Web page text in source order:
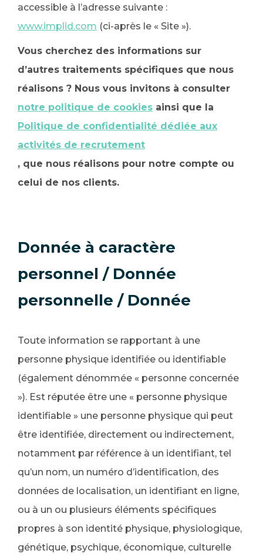
accessible à l’adresse suivante :
www.implid.com (ci-après le « Site »).
Vous cherchez des informations sur
d’autres traitements spécifiques que nous
réalisons ? Nous vous invitons à consulter
notre politique de cookies ainsi que la
Politique de confidentialité dédiée aux
activités de recrutement
, que nous réalisons pour notre compte ou
celui de nos clients.
Donnée à caractère
personnel / Donnée
personnelle / Donnée
Toute information se rapportant à une
personne physique identifiée ou identifiable
(également dénommée « personne concernée
»). Est réputée être une « personne physique
identifiable » une personne physique qui peut
être identifiée, directement ou indirectement,
notamment par référence à un identifiant, tel
qu’un nom, un numéro d’identification, des
données de localisation, un identifiant en ligne,
ou à un ou plusieurs éléments spécifiques
propres à son identité physique, physiologique,
génétique, psychique, économique, culturelle